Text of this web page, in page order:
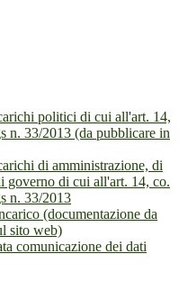
politici di cui all'art. 14,
n. 33/2013 (da pubblicare in
di amministrazione, di
governo di cui all'art. 14, co.
n. 33/2013
(documentazione da
sito web)
comunicazione dei dati